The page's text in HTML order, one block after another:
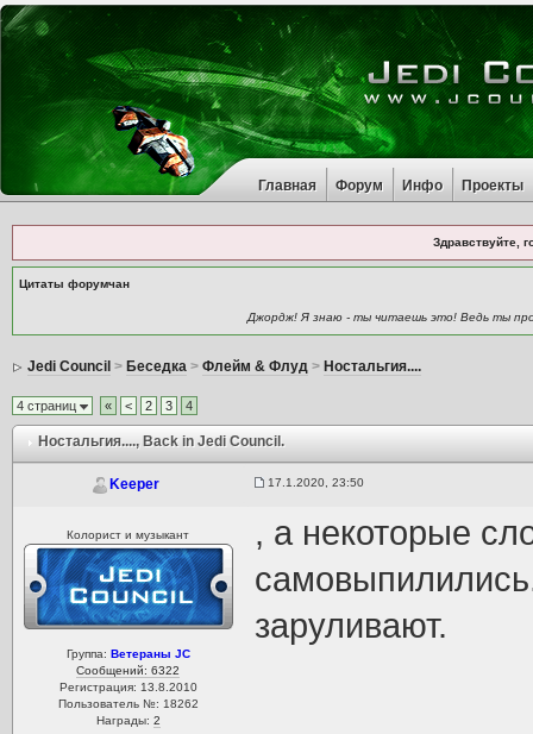
Главная Форум Инфо Проекты
Здравствуйте,
Цитаты форумчан
Джордж! Я знаю - ты читаешь это! Ведь ты
Jedi Council > Беседка> Флейм & Флуд> Ностальгия....
4 страниц « < 2 3 4
Ностальгия...., Back in Jedi Council.
Keeper 17.1.2020, 23:50
Колорист и музыкант
Группа: Ветераны JC
Сообщений: 6322
Регистрация: 13.8.2010
Пользователь №: 18262
Награды: 2
, а некоторые
заруливают.